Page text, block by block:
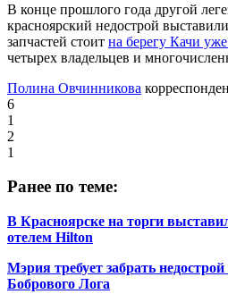
В конце прошлого года другой
красноярский недострой
запчастей стоит на берегу Качи
четырех владельцев и
Полина Овчинникова
6
1
2
1
Ранее по теме:
В Красноярске на торги
отелем Hilton
Мэрия требует забрать
Бобрового Лога